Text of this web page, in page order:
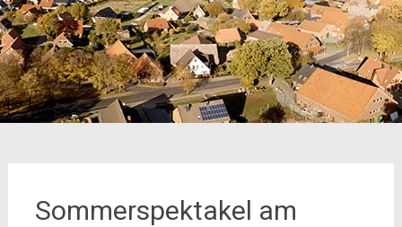
Sommerspektakel am